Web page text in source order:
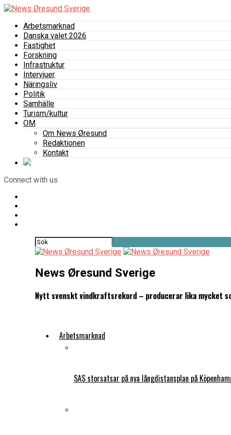
Arbetsmarknad
Danska valet 2026
Fastighet
Forskning
Infrastruktur
Intervjuer
Näringsliv
Politik
Samhälle
Turism/kultur
OM
Om News Øresund
Redaktionen
Kontakt
Connect with us
News Øresund Sverige
Nytt svenskt vindkraftsrekord – producerar lika mycket
Arbetsmarknad
SAS storsatsar på nya långdistansplan på